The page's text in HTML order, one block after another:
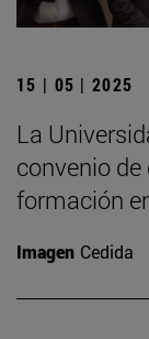
15 | 05 | 2025
La
convenio
formación
Imagen Cedida